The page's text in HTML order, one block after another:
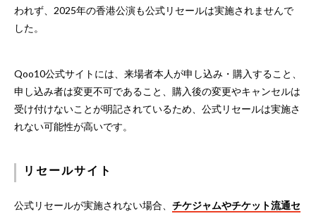
われず、2025年の香港公演も公式リセールは実施されませんで
した。
Qoo10公式サイトには、来場者本人が申し込み・購入すること、
申し込み者は変更不可であること、購入後の変更やキャンセルは
受け付けないことが明記されているため、公式リセールは実施さ
れない可能性が高いです。
リセールサイト
公式リセールが実施されない場合、 チケジャムやチケット流通セ